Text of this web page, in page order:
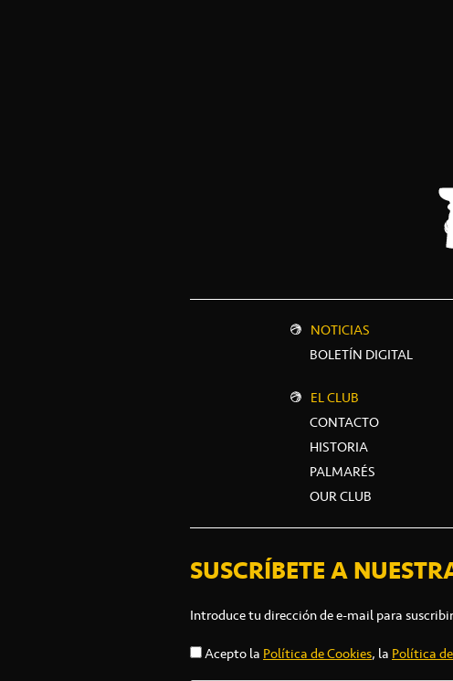
NOTICIAS
BOLETÍN DIGITAL
EL CLUB
CONTACTO
HISTORIA
PALMARÉS
OUR CLUB
SUSCRÍBETE A
Introduce tu dirección de e-mail para
Acepto la Política de Cookies, la Política